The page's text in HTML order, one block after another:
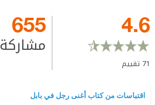
4.6
71 تقييم
655
مشاركة
اقتباسات من كتاب أغنى رجل في بابل